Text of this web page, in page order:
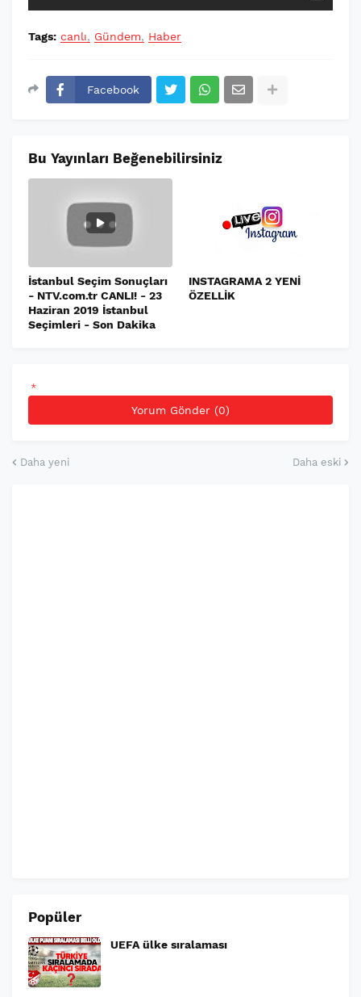
Tags: canlı Gündem Haber
Facebook
Bu Yayınları Beğenebilirsiniz
İstanbul Seçim Sonuçları
- NTV.com.tr CANLI! - 23
Haziran 2019 İstanbul
Seçimleri - Son Dakika
INSTAGRAMA 2 YENİ
ÖZELLİK
*
Yorum Gönder (0)
Daha yeni Daha eski
Popüler
UEFA ülke sıralaması